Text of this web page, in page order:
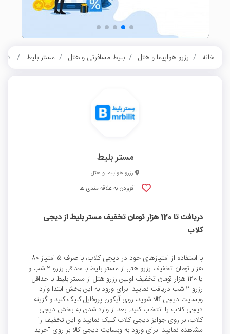
خانه رزرو هواپیما و هتل بلیط مسافرتی و هتل مستر بلیط دریافت تا 120
مستر بلیط
رزرو هواپیما و هتل
افزودن به علاقه مندی ها
دریافت تا 120 هزار تومان تخفیف مستر بلیط از دیجی
کلاب
با استفاده از امتیازهای خود در دیجی کلاب، با صرف 5 امتیاز 80
هزار تومان تخفیف رزرو هتل از مستر بلیط با حداقل رزرو 2 شب و
یا 120 هزار تومان تخفیف اولین رزرو هتل از مستر بلیط با حداقل
رزرو 2 شب دریافت نمایید. برای ورود به این بخش ابتدا وارد
وبسایت دیجی کالا شوید، روی آیکون پروفایل کلیک کنید و گزینه
دیجی کلاب را انتخاب کنید. بعد از وارد شدن به بخش دیجی
کلاب، بر روی جوایز دیجی کلاب کلیک نمایید و این تخفیف را
مشاهده نمایید. برای ورود به وبسایت دیجی کالا بر روی "خرید